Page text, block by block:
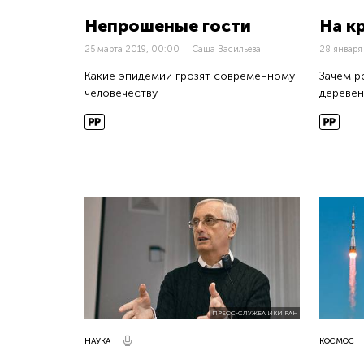
Непрошеные гости
25 марта 2019, 00:00 Саша Васильева
Какие эпидемии грозят современному
человечеству.
На
28
Зачем
ПРЕСС-СЛУЖБА ИКИ РАН
НАУКА КОСМОС